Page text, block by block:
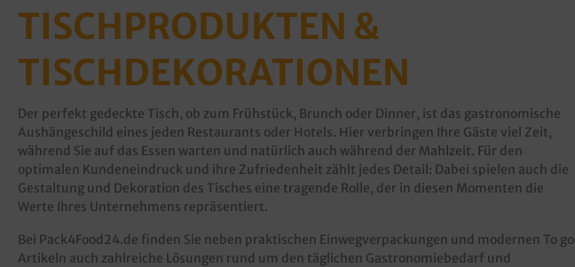
TISCHPRODUKTEN &
TISCHDEKORATIONEN
Der perfekt gedeckte Tisch, ob zum Frühstück, Brunch oder Dinner, ist das gastronomische
Aushängeschild eines jeden Restaurants oder Hotels. Hier verbringen Ihre Gäste viel Zeit,
während Sie auf das Essen warten und natürlich auch während der Mahlzeit. Für den
optimalen Kundeneindruck und ihre Zufriedenheit zählt jedes Detail: Dabei spielen auch die
Gestaltung und Dekoration des Tisches eine tragende Rolle, der in diesen Momenten die
Werte Ihres Unternehmens repräsentiert.
Bei Pack4Food24.de finden Sie neben praktischen Einwegverpackungen und modernen To go
Artikeln auch zahlreiche Lösungen rund um den täglichen Gastronomiebedarf und